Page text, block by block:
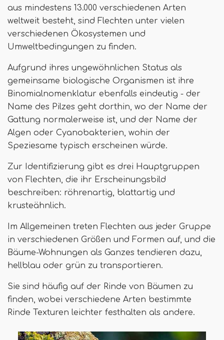
aus mindestens 13.000 verschiedenen Arten
weltweit besteht, sind Flechten unter vielen
verschiedenen Ökosystemen und
Umweltbedingungen zu finden.
Aufgrund ihres ungewöhnlichen Status als
gemeinsame biologische Organismen ist ihre
Binomialnomenklatur ebenfalls eindeutig - der
Name des Pilzes geht dorthin, wo der Name der
Gattung normalerweise ist, und der Name der
Algen oder Cyanobakterien, wohin der
Speziesame typisch erscheinen würde.
Zur Identifizierung gibt es drei Hauptgruppen
von Flechten, die ihr Erscheinungsbild
beschreiben: röhrenartig, blattartig und
krusteähnlich.
Im Allgemeinen treten Flechten aus jeder Gruppe
in verschiedenen Größen und Formen auf, und die
Bäume-Wohnungen als Ganzes tendieren dazu,
hellblau oder grün zu transportieren.
Sie sind häufig auf der Rinde von Bäumen zu
finden, wobei verschiedene Arten bestimmte
Rinde Texturen leichter festhalten als andere.